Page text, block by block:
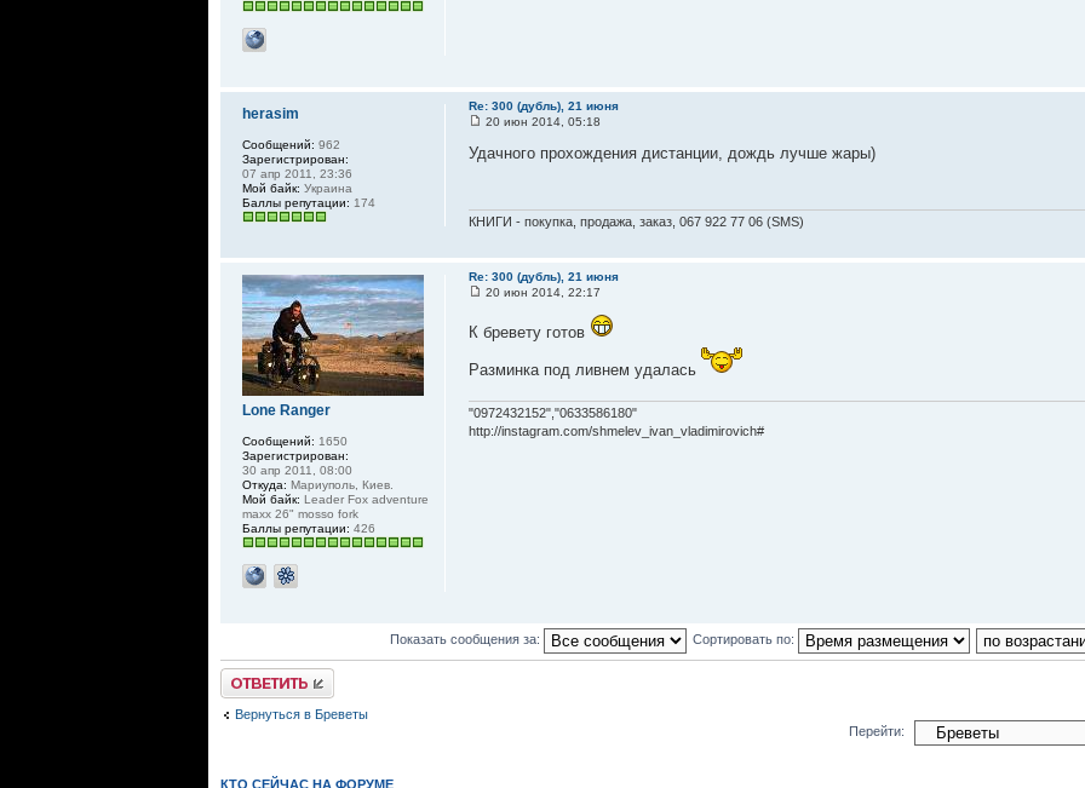
Re: 300 (дубль), 21 июня
20 июн 2014, 05:18
Удачного прохождения дистанции, дождь лучше жары)
КНИГИ - покупка, продажа, заказ, 067 922 77 06 (SMS)
herasim
Сообщений: 962
Зарегистрирован:
07 апр 2011, 23:36
Мой байк: Украина
Баллы репутации: 174
Re: 300 (дубль), 21 июня
20 июн 2014, 22:17
К бревету готов
Разминка под ливнем удалась
"0972432152","0633586180"
http://instagram.com/shmelev_ivan_vladimirovich#
Lone Ranger
Сообщений: 1650
Зарегистрирован:
30 апр 2011, 08:00
Откуда: Мариуполь, Киев.
Мой байк: Leader Fox adventure
maxx 26" mosso fork
Баллы репутации: 426
Показать сообщения за: Сортировать по:
Ответить
Вернуться в Бреветы
Перейти:
КТО СЕЙЧАС НА ФОРУМЕ